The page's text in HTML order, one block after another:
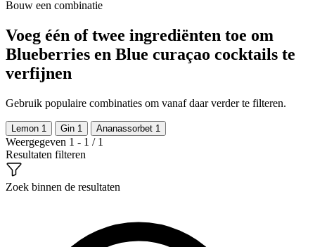
Bouw een combinatie
Voeg één of twee ingrediënten toe om
Blueberries en Blue curaçao cocktails te
verfijnen
Gebruik populaire combinaties om vanaf daar verder te filteren.
Lemon 1 Gin 1 Ananassorbet 1
Weergegeven 1 - 1 / 1
Resultaten filteren
Zoek binnen de resultaten